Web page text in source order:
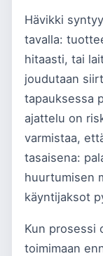
Hävikki
tavalla:
hitaasti, tai
joudutaan
tapauksessa
ajattelu on
varmistaa,
tasaisena:
huurtumisen
käyntijaksot
Kun prosessi
toimimaan